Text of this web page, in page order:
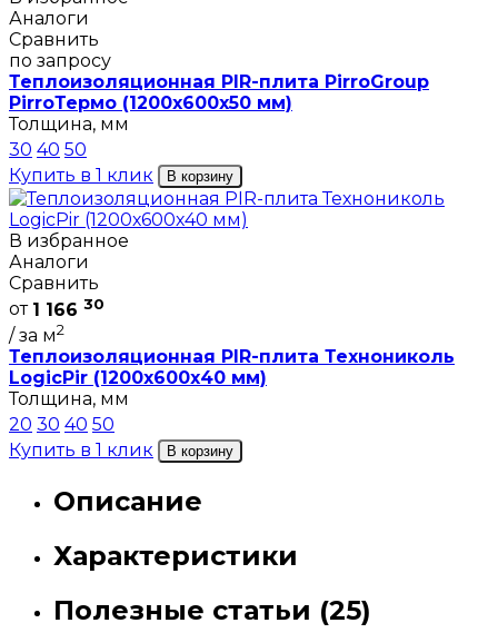
Аналоги
Сравнить
по запросу
Теплоизоляционная PIR-плита PirroGroup
PirroТермо (1200х600х50 мм)
Толщина, мм
30 40 50
Купить в 1 клик
В корзину
В избранное
Аналоги
Сравнить
от 1 166 30
/ за м2
Теплоизоляционная PIR-плита Технониколь
LogicPir (1200х600х40 мм)
Толщина, мм
20 30 40 50
Купить в 1 клик
В корзину
Описание
Характеристики
Полезные статьи (25)